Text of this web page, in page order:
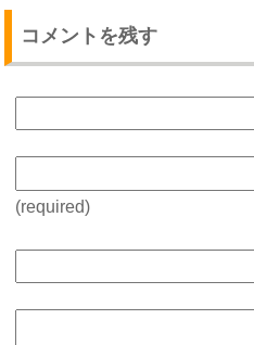
コメントを残す
(required)